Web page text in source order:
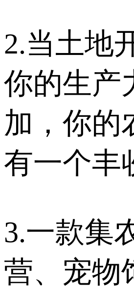
2.当土地
你的生产
加，你的
有一个丰
3.一款集
营、宠物